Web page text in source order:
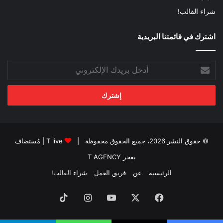
شراء القالب!
اشترك في قائمتنا البريدية
بريدك
الإلكتروني
© حقوق النشر 2026، جميع الحقوق محفوظة | T live | مُستضاف
بفخر T AGENCY
الرئيسية
عن فريق العمل شراء القالب!
فيسبوك ‫YouTubeانستقرام